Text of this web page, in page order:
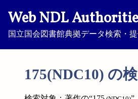
Web NDL
国立国会図書館典拠データ検索・
175(NDC10) の